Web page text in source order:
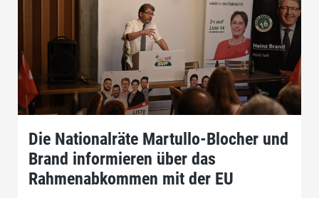
Die Nationalräte Martullo-Blocher und
Brand informieren über das
Rahmenabkommen mit der EU